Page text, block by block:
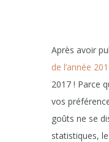
Après avoir
de l’année
2017 ! Parce
vos
goûts ne se
statistiques,